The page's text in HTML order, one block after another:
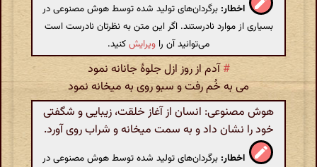
اخطار: برگردان‌های تولید شده توسط هوش مصنوعی در
بسیاری از موارد نادرستند. اگر این متن به نظرتان نادرست است
می‌توانید آن را ویرایشکنید.
#آدم از روز ازل جلوهٔ جانانه نمود
می به خُم رفت و سبو روی به میخانه نمود
هوش مصنوعی: انسان از آغاز خلقت، زیبایی و شگفتی
خود را نشان داد و به سمت میخانه و شراب روی آورد.
اخطار: برگردان‌های تولید شده توسط هوش مصنوعی در